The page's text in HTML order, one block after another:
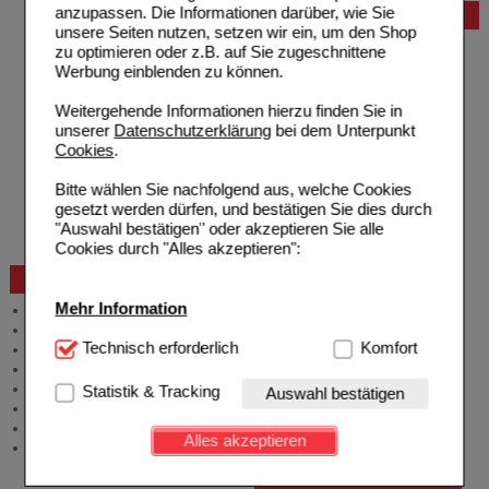
anzupassen. Die Informationen darüber, wie Sie
unsere Seiten nutzen, setzen wir ein, um den Shop
zu optimieren oder z.B. auf Sie zugeschnittene
Werbung einblenden zu können.
Weitergehende Informationen hierzu finden Sie in
unserer Datenschutzerklärungbei dem Unterpunkt
Cookies.
Bitte wählen Sie nachfolgend aus, welche Cookies
gesetzt werden dürfen, und bestätigen Sie dies durch
"Auswahl bestätigen" oder akzeptieren Sie alle
Cookies durch "Alles akzeptieren":
Mehr Information
Technisch Notwendig:Hierbei handelt es sich um
Website notwendig sind (z.B. Navigation, Warenkorb,
Kundenkonto), weshalb auf diese nicht verzichtet
werden kann.
Einkaufserlebnis noch ansprechender zu gestalten,
Technisch erforderlich Komfort
Statistik & Tracking Auswahl bestätigen
Alles akzeptieren
Bestellung
Hilfe zur Anmeldung
Hilfe zum Bestellvorgang
Rezepte einlösen
Freiumschläge anfordern
Freiumschläge downloaden
Reklamation
Widerrufsformular
Problembehebung
Bestellschein
Allgemeine Information
Meldung Arzneimittelrisiken
Angebote & Downloads